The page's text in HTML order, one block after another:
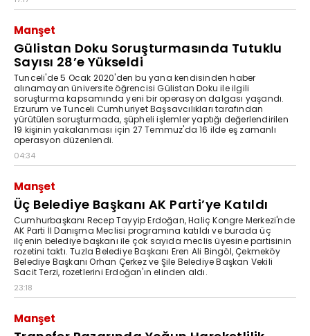
Manşet
Gülistan Doku Soruşturmasında Tutuklu
Sayısı 28’e Yükseldi
Tunceli'de 5 Ocak 2020'den bu yana kendisinden haber
alınamayan üniversite öğrencisi Gülistan Doku ile ilgili
soruşturma kapsamında yeni bir operasyon dalgası yaşandı.
Erzurum ve Tunceli Cumhuriyet Başsavcılıkları tarafından
yürütülen soruşturmada, şüpheli işlemler yaptığı değerlendirilen
19 kişinin yakalanması için 27 Temmuz'da 16 ilde eş zamanlı
operasyon düzenlendi.
04:34
Manşet
Üç Belediye Başkanı AK Parti’ye Katıldı
Cumhurbaşkanı Recep Tayyip Erdoğan, Haliç Kongre Merkezi'nde
AK Parti İl Danışma Meclisi programına katıldı ve burada üç
ilçenin belediye başkanı ile çok sayıda meclis üyesine partisinin
rozetini taktı. Tuzla Belediye Başkanı Eren Ali Bingöl, Çekmeköy
Belediye Başkanı Orhan Çerkez ve Şile Belediye Başkan Vekili
Sacit Terzi, rozetlerini Erdoğan'ın elinden aldı.
23:18
Manşet